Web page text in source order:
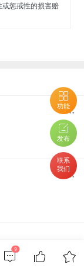
功能
发布
联系
我们
惩戒性的损害赔
9